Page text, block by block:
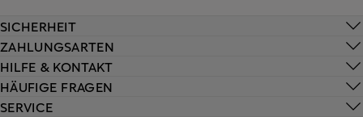
HILFE & KONTAKT
HÄUFIGE FRAGEN
SERVICE
SICHERHEIT
ZAHLUNGSARTEN